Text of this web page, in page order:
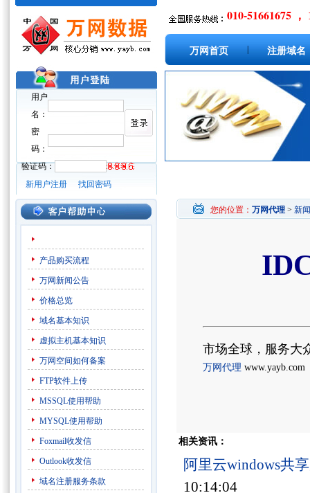
用户
名：
密
码：
验证码：
新用户注册
找回密码
010-51661675 ，
万网首页 注册域名
产品购买流程
万网新闻公告
价格总览
域名基本知识
虚拟主机基本知识
万网空间如何备案
FTP软件上传
MSSQL使用帮助
MYSQL使用帮助
Foxmail收发信
Outlook收发信
域名注册服务条款
您的位置： 万网代理 > 新
市场全球，服务大
万网代理 www.yayb.com
相关资讯：
阿里云windows共
10:14:04